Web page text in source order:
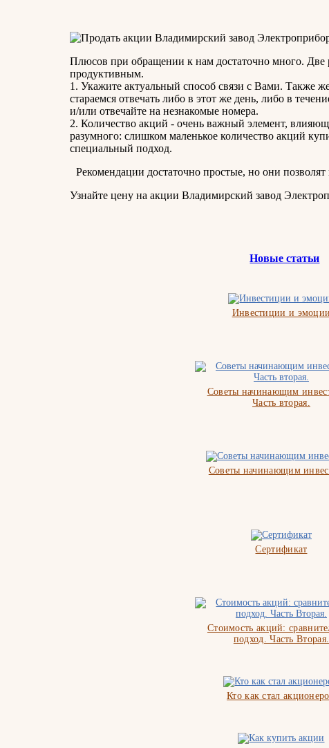
Плюсов при обращении к нам достаточно много. Две
продуктивным.
1. Укажите актуальный способ связи с Вами. Также
стараемся отвечать либо в этот же день, либо в
и/или отвечайте на незнакомые номера.
2. Количество акций - очень важный элемент,
разумного: слишком маленькое количество акций
специальный подход.
Рекомендации достаточно простые, но они
Узнайте цену на акции Владимирский завод
Новые статьи
Инвестиции и эмоции
Советы начинающим
Часть вторая.
Советы начинающим
Сертификат
Стоимость акций:
подход. Часть Вторая.
Кто как стал